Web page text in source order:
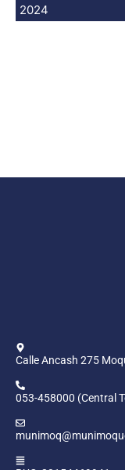
2024
Calle Ancash 275
053-458000 (Central